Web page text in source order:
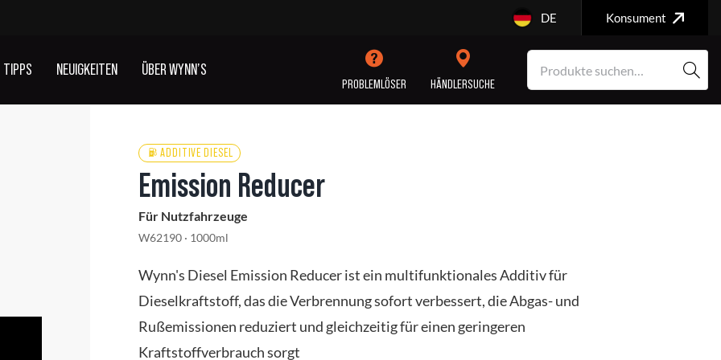
DE Konsument
KLIMAANLAGENREINIGUNG
UND GERUCHSENTFERNUNG
ALLE PRODUKTE ANSEHEN
TIPPS NEUIGKEITEN ÜBER WYNN’S
PROBLEMLÖSER HÄNDLERSUCHE
ADDITIVE DIESEL
Emission Reducer
Für Nutzfahrzeuge
W62190 · 1000ml
Wynn's Diesel Emission Reducer ist ein multifunktionales Additiv für
Dieselkraftstoff, das die Verbrennung sofort verbessert, die Abgas- und
Rußemissionen reduziert und gleichzeitig für einen geringeren
Kraftstoffverbrauch sorgt